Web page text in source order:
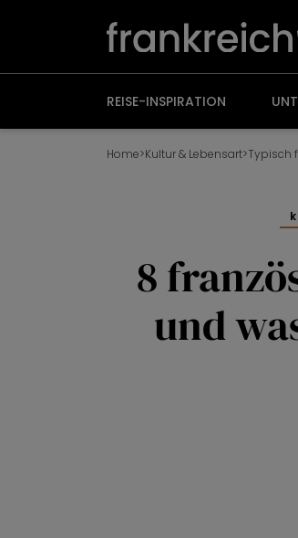
REISE-INSPIRATION
Home>Kultur & Lebensart>Typisch
8
und